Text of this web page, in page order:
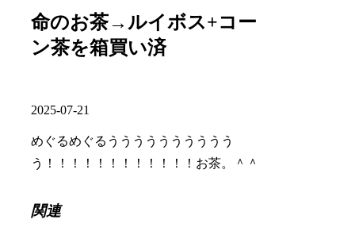
命のお茶→ルイボス+コー
ン茶を箱買い済
2025-07-21
めぐるめぐるうううううううううう
う！！！！！！！！！！！！お茶。＾＾
関連